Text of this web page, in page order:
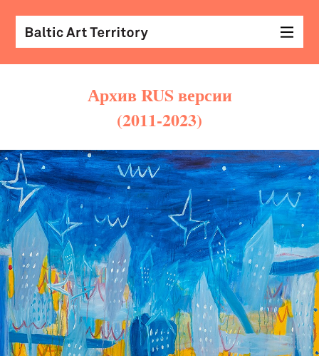
с
&
&
Архив RUS версии
(2011-2023)